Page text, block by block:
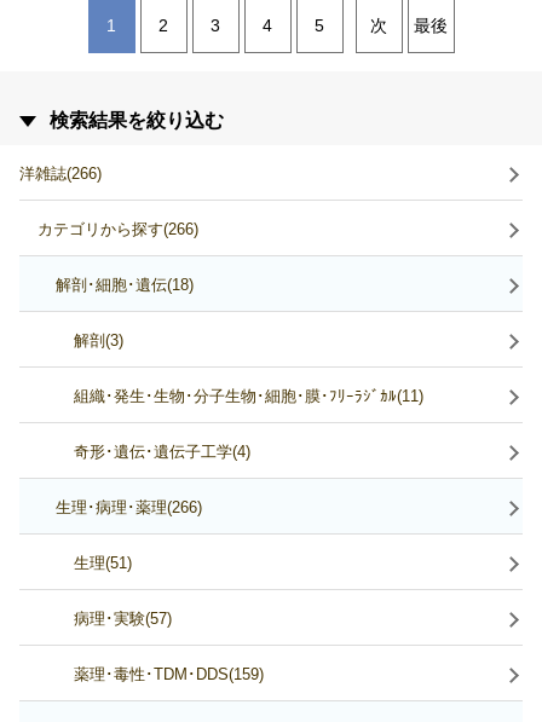
1 2 3 4 5 次 最後
検索結果を絞り込む
洋雑誌(266)
カテゴリから探す(266)
解剖･細胞･遺伝(18)
解剖(3)
組織･発生･生物･分子生物･細胞･膜･ﾌﾘｰﾗｼﾞｶﾙ(11)
奇形･遺伝･遺伝子工学(4)
生理･病理･薬理(266)
生理(51)
病理･実験(57)
薬理･毒性･TDM･DDS(159)